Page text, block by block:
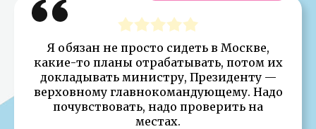
Я обязан не просто сидеть в Москве,
какие-то планы отрабатывать, потом их
докладывать министру, Президенту —
верховному главнокомандующему. Надо
почувствовать, надо проверить на
местах.